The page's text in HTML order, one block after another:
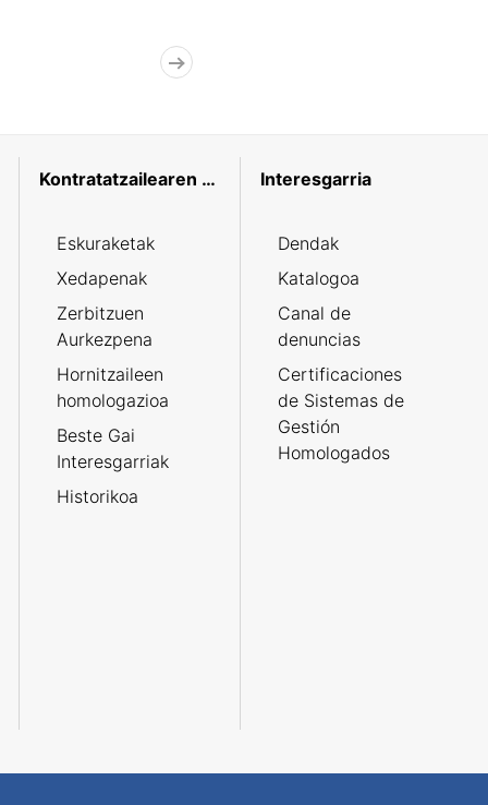
Kontratatzailearen profila
Eskuraketak
Xedapenak
Zerbitzuen
Aurkezpena
Hornitzaileen
homologazioa
Beste Gai
Interesgarriak
Historikoa
Interesgarria
Dendak
Katalogoa
Canal de
denuncias
Certificaciones
de Sistemas de
Gestión
Homologados